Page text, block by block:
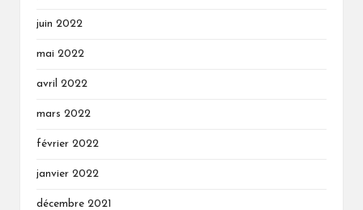
juin 2022
mai 2022
avril 2022
mars 2022
février 2022
janvier 2022
décembre 2021